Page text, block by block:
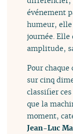
événement
humeur,
journée.
amplitude,
Pour
sur cinq
classifier
que la
moment,
Jean-Luc